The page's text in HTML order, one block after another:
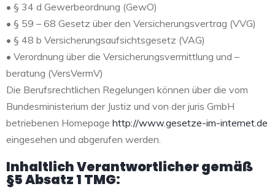
• § 34 d Gewerbeordnung (GewO)
• § 59 – 68 Gesetz über den Versicherungsvertrag (VVG)
• § 48 b Versicherungsaufsichtsgesetz (VAG)
• Verordnung über die Versicherungsvermittlung und –
beratung (VersVermV)
Die Berufsrechtlichen Regelungen können über die vom
Bundesministerium der Justiz und von der juris GmbH
betriebenen Homepage http://www.gesetze-im-internet.de
eingesehen und abgerufen werden.
Inhaltlich Verantwortlicher gemäß
§5 Absatz 1 TMG: